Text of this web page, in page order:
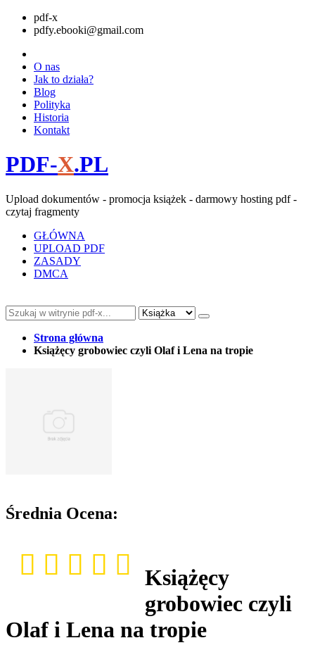
pdf-x
pdfy.ebooki@gmail.com
O nas
Jak to działa?
Blog
Polityka
Historia
Kontakt
PDF-X.PL
Upload dokumentów - promocja książek - darmowy hosting pdf -
czytaj fragmenty
GŁÓWNA
UPLOAD PDF
ZASADY
DMCA
Strona główna
Książęcy grobowiec czyli Olaf i Lena na tropie
Średnia Ocena:
Książęcy
grobowiec czyli
Olaf i Lena na tropie